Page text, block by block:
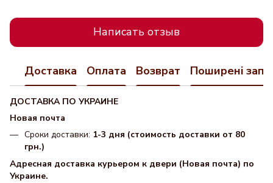
Написать отзыв
Доставка Оплата Возврат Поширені
ДОСТАВКА ПО УКРАИНЕ
Новая почта
Сроки доставки: 1-3 дня (стоимость доставки от 80
грн.)
Адресная доставка курьером к двери (Новая почта) по
Украине.